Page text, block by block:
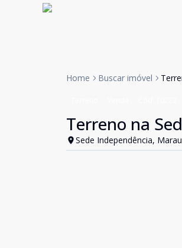
Home Buscar imóvel
Terreno na
Sede Independência,